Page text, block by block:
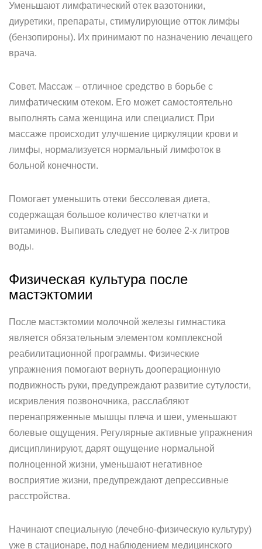
Уменьшают лимфатический отек вазотоники,
диуретики, препараты, стимулирующие отток лимфы
(бензопироны). Их принимают по назначению лечащего
врача.
Совет. Массаж – отличное средство в борьбе с
лимфатическим отеком. Его может самостоятельно
выполнять сама женщина или специалист. При
массаже происходит улучшение циркуляции крови и
лимфы, нормализуется нормальный лимфоток в
больной конечности.
Помогает уменьшить отеки бессолевая диета,
содержащая большое количество клетчатки и
витаминов. Выпивать следует не более 2-х литров
воды.
Физическая культура после
мастэктомии
После мастэктомии молочной железы гимнастика
является обязательным элементом комплексной
реабилитационной программы. Физические
упражнения помогают вернуть дооперационную
подвижность руки, предупреждают развитие сутулости,
искривления позвоночника, расслабляют
перенапряженные мышцы плеча и шеи, уменьшают
болевые ощущения. Регулярные активные упражнения
дисциплинируют, дарят ощущение нормальной
полноценной жизни, уменьшают негативное
восприятие жизни, предупреждают депрессивные
расстройства.
Начинают специальную (лечебно-физическую культуру)
уже в стационаре, под наблюдением медицинского